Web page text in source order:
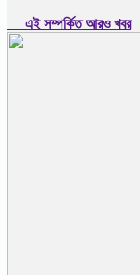
এই সম্পর্কিত আরও খবর